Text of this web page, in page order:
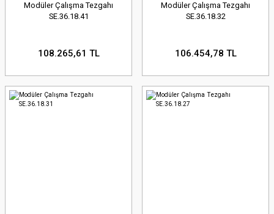
Modüler Çalışma Tezgahı
SE.36.18.41
108.265,61 TL
Modüler Çalışma Tezgahı
SE.36.18.32
106.454,78 TL